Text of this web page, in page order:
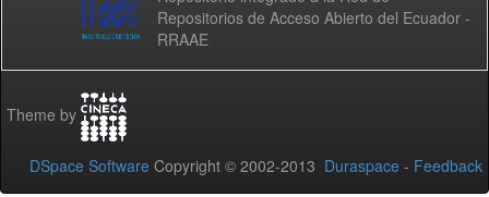
Repositorios de Acceso Abierto del Ecuador -
RRAAE
Theme by
DSpace Software Copyright © 2002-2013 Duraspace - Feedback